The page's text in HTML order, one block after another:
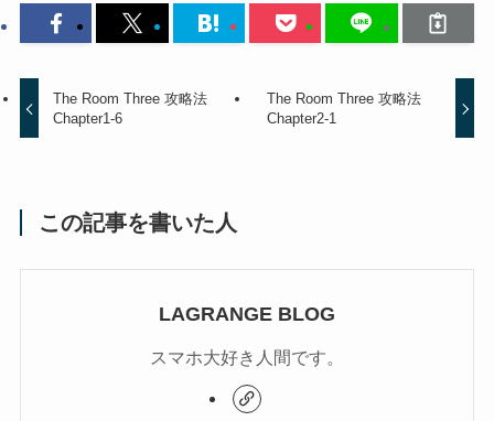
The Room Three 攻略法
Chapter1-6
The Room Three 攻略法
Chapter2-1
この記事を書いた人
LAGRANGE BLOG
スマホ大好き人間です。